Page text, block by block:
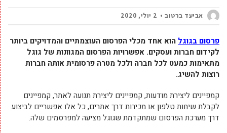
אביעד ברטוב 2 יולי, 2020
פרסום בגוגל הוא אחד מכלי הפרסום העוצמתיים והמדויקים ביותר
לקידום חברות ועסקים. אפשרויות הפרסום המגוונות של גוגל
מתאימות כמעט לכל חברה ולכל מטרה פרסומית אותה חברות
רוצות להשיג.
קמפיינים ליצירת מודעות, קמפיינים ליצירת תנועה לאתר, קמפיינים
לקבלת שיחות טלפון או מכירות דרך אתרים, כל אלו אפשריים לביצוע
דרך מערכת הפרסום שמתקדמת שגוגל מציעה למפרסמים שלה.